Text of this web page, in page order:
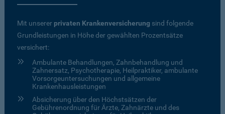
Mit unserer privaten Krankenversicherung sind folgende
Grundleistungen in Höhe der gewählten Prozentsätze
versichert:
Ambulante Behandlungen, Zahnbehandlung und
Zahnersatz, Psychotherapie, Heilpraktiker, ambulante
Vorsorgeuntersuchungen und allgemeine
Krankenhausleistungen
Absicherung über den Höchstsätzen der
Gebührenordnung für Ärzte, Zahnärzte und des